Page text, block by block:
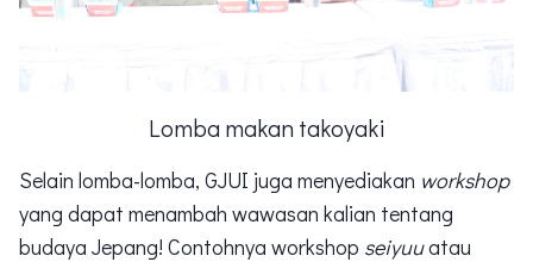
Lomba makan takoyaki
Selain lomba-lomba, GJUI juga menyediakan workshop
yang dapat menambah wawasan kalian tentang
budaya Jepang! Contohnya workshop seiyuuatau